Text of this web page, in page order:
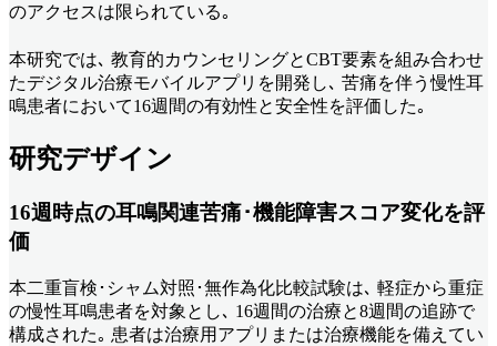
のアクセスは限られている｡
本研究では､ 教育的カウンセリングとCBT要素を組み合わせ
たデジタル治療モバイルアプリを開発し､ 苦痛を伴う慢性耳
鳴患者において16週間の有効性と安全性を評価した｡
研究デザイン
16週時点の耳鳴関連苦痛･機能障害スコア変化を評
価
本二重盲検･シャム対照･無作為化比較試験は､ 軽症から重症
の慢性耳鳴患者を対象とし､ 16週間の治療と8週間の追跡で
構成された｡ 患者は治療用アプリまたは治療機能を備えてい